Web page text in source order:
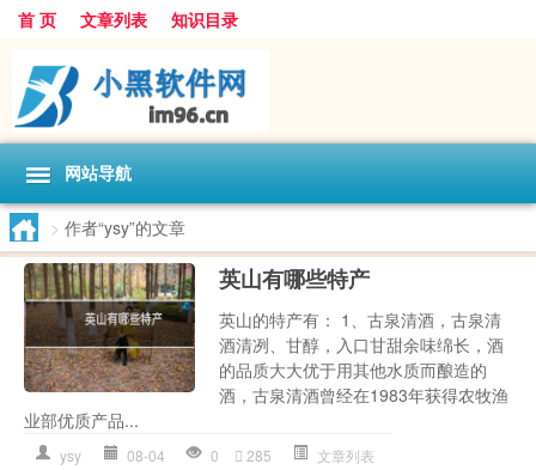
首 页 文章列表 知识目录
网站导航
> 作者“ysy”的文章
英山有哪些特产
英山的特产有： 1、古泉清酒，古泉清
酒清冽、甘醇，入口甘甜余味绵长，酒
的品质大大优于用其他水质而酿造的
酒，古泉清酒曾经在1983年获得农牧渔
业部优质产品...
ysy 08-04 0 285 文章列表